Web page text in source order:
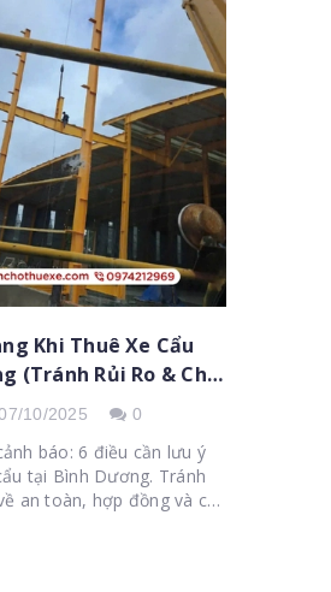
Khi Thuê Xe Cẩu
(Tránh Rủi Ro & Chi
10/2025 0
báo: 6 điều cần lưu ý
tại Bình Dương. Tránh
an toàn, hợp đồng và chi